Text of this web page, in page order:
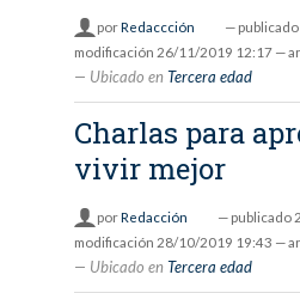
porRedaccción — publicado
modificación 26/11/2019 12:17 —
Ubicado en Tercera edad
Charlas para
vivir mejor
porRedacción — publicado
modificación 28/10/2019 19:43 —
Ubicado en Tercera edad